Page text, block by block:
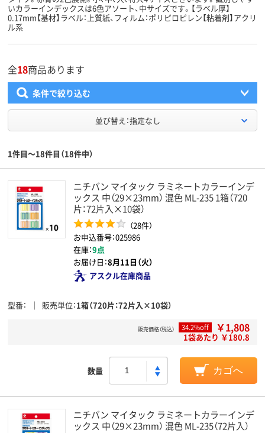
いカラーインデックスは6色アソート、中サイズです。【ラベル厚】
0.17mm【基材】ラベル：上質紙、フィルム：ポリピロピレン【粘着剤】アクリ
ル系
全18商品あります
条件で絞り込む
並び替え：指定なし
1件目～18件目（18件中）
ニチバン マイタック ラミネートカラーインデ
ックス 中（29×23mm） 混色 ML-235 1箱（720
片：72片入×10袋）
（28件）
お申込番号：025986
在庫：9点
お届け日：8月11日（火）
アスクル在庫商品
型番 販売単位 1箱（720片：72片入×10袋）
販売価格（税込） 34.2%off ￥1,808
1袋あたり ￥180.8
数量 カゴへ
ニチバン マイタック ラミネートカラーインデ
ックス 中（29×23mm） 混色 ML-235（72片入）